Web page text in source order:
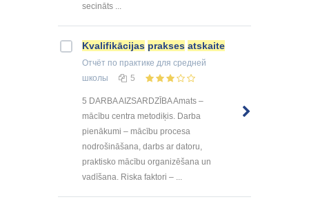
secināts ...
Kvalifikācijas prakses atskaite
Отчёт по практике для средней
школы
5
5 DARBA AIZSARDZĪBA Amats –
mācību centra metodiķis. Darba
pienākumi – mācību procesa
nodrošināšana, darbs ar datoru,
praktisko mācību organizēšana un
vadīšana. Riska faktori – ...